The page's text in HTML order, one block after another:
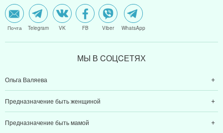
Почта Telegram VK FB Viber WhatsApp
МЫ В CОЦCЕТЯХ
Ольга Валяева
Предназначение быть женщиной
Предназначение быть мамой